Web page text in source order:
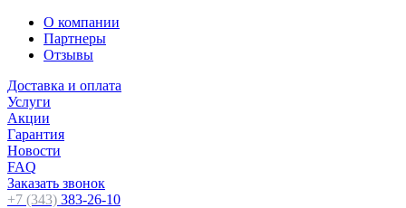
О компании
Партнеры
Отзывы
Доставка и оплата
Услуги
Акции
Гарантия
Новости
FAQ
Заказать звонок
+7 (343) 383-26-10